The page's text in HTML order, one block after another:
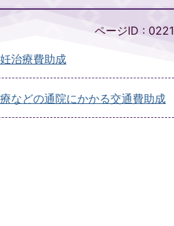
ページID : 0221
治療費助成
などの通院にかかる交通費助成